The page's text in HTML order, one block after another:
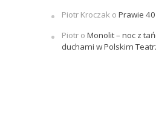
Piotr Kroczak o Prawie
Piotro Monolit – noc z
duchami w Polskim